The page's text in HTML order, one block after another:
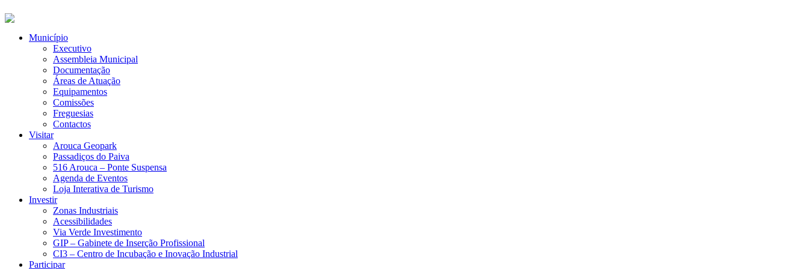
Município
Executivo
Assembleia Municipal
Documentação
Áreas de Atuação
Equipamentos
Comissões
Freguesias
Contactos
Visitar
Arouca Geopark
Passadiços do Paiva
516 Arouca – Ponte Suspensa
Agenda de Eventos
Loja Interativa de Turismo
Investir
Zonas Industriais
Acessibilidades
Via Verde Investimento
GIP – Gabinete de Inserção Profissional
CI3 – Centro de Incubação e Inovação Industrial
Participar